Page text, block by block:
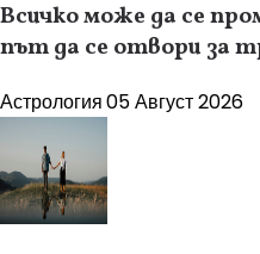
Всичко може да се
път да се отвори за
Астрология05 Август 2026